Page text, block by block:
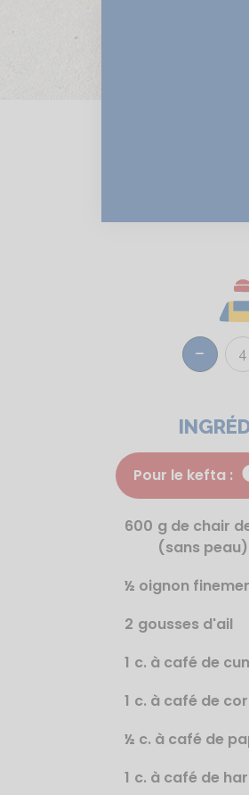
Réduire 4
Pour le kefta :
600 g de chair
(sans peau)
½ oignon
2 gousses d'ail
1 c. à café de
1 c. à café de
½ c. à café de
1 c. à café de